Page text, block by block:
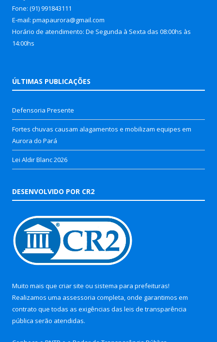
Fone: (91) 991843111
E-mail: pmapaurora@gmail.com
Horário de atendimento: De Segunda à Sexta das 08:00hs às
14:00hs
ÚLTIMAS PUBLICAÇÕES
Defensoria Presente
Fortes chuvas causam alagamentos e mobilizam equipes em
Aurora do Pará
Lei Aldir Blanc 2026
DESENVOLVIDO POR CR2
Muito mais que criar site ou sistema para prefeituras!
Realizamos uma assessoria completa, onde garantimos em
contrato que todas as exigências das leis de transparência
pública serão atendidas.